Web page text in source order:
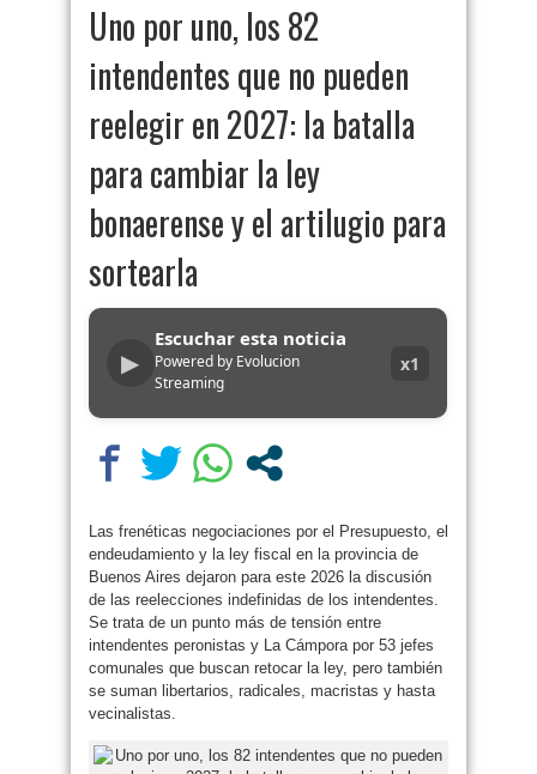
Uno por uno, los 82
intendentes que no pueden
reelegir en 2027: la batalla
para cambiar la ley
bonaerense y el artilugio para
sortearla
▶
Escuchar esta noticia
Powered by Evolucion
Streaming
x1
Las frenéticas negociaciones por el Presupuesto, el
endeudamiento y la ley fiscal en la provincia de
Buenos Aires dejaron para este 2026 la discusión
de las reelecciones indefinidas de los intendentes.
Se trata de un punto más de tensión entre
intendentes peronistas y La Cámpora por 53 jefes
comunales que buscan retocar la ley, pero también
se suman libertarios, radicales, macristas y hasta
vecinalistas.